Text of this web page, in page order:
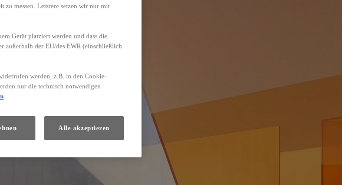
zu messen. Letztere setzen wir nur mit
Gerät platziert werden und dass die
außerhalb der EU/des EWR (einschließlich
werden, z.B. in den Cookie-
nur die technisch notwendigen
Alle akzeptieren